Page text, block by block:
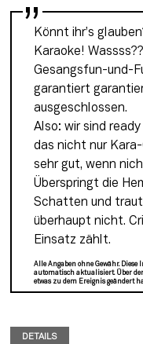
Könnt ihr’s
Karaoke!
Gesangsfun-und-
garantiert
ausgeschlossen.
Also: wir sind
das nicht nur
sehr gut, wenn
Überspringt die
Schatten und
überhaupt nicht.
Einsatz zählt.
Alle Angaben ohne Gewähr.
automatisch aktualisiert. Über
etwas zu dem Ereignis geändert
DETAILS